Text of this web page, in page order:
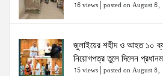
16 views posted on August 6,
জুলাইয়ের শহীদ ও আহত ১০
নিয়োগপত্র তুলে দিলেন
15 views posted on August 8,